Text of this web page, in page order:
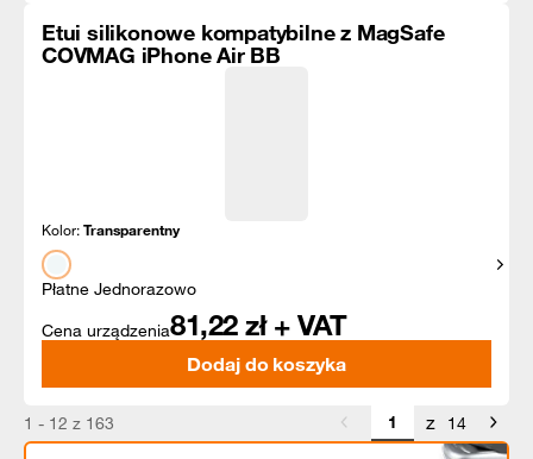
Etui silikonowe kompatybilne z MagSafe
COVMAG iPhone Air BB
Kolor:Transparentny
Płatne Jednorazowo
Cena urządzenia81,22 zł + VAT
Dodaj do koszyka
1 - 12 z 163 z 14